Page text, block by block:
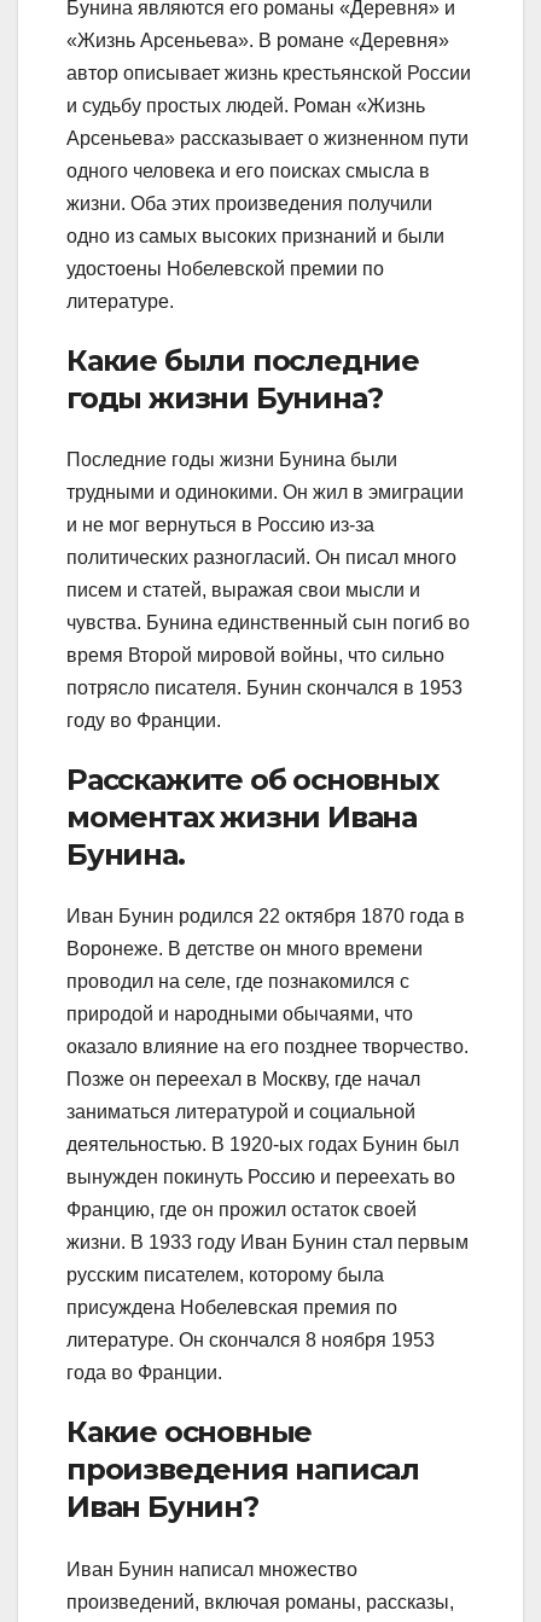
Бунина являются его романы «Деревня» и
«Жизнь Арсеньева». В романе «Деревня»
автор описывает жизнь крестьянской России
и судьбу простых людей. Роман «Жизнь
Арсеньева» рассказывает о жизненном пути
одного человека и его поисках смысла в
жизни. Оба этих произведения получили
одно из самых высоких признаний и были
удостоены Нобелевской премии по
литературе.
Какие были последние
годы жизни Бунина?
Последние годы жизни Бунина были
трудными и одинокими. Он жил в эмиграции
и не мог вернуться в Россию из-за
политических разногласий. Он писал много
писем и статей, выражая свои мысли и
чувства. Бунина единственный сын погиб во
время Второй мировой войны, что сильно
потрясло писателя. Бунин скончался в 1953
году во Франции.
Расскажите об основных
моментах жизни Ивана
Бунина.
Иван Бунин родился 22 октября 1870 года в
Воронеже. В детстве он много времени
проводил на селе, где познакомился с
природой и народными обычаями, что
оказало влияние на его позднее творчество.
Позже он переехал в Москву, где начал
заниматься литературой и социальной
деятельностью. В 1920-ых годах Бунин был
вынужден покинуть Россию и переехать во
Францию, где он прожил остаток своей
жизни. В 1933 году Иван Бунин стал первым
русским писателем, которому была
присуждена Нобелевская премия по
литературе. Он скончался 8 ноября 1953
года во Франции.
Какие основные
произведения написал
Иван Бунин?
Иван Бунин написал множество
произведений, включая романы, рассказы,